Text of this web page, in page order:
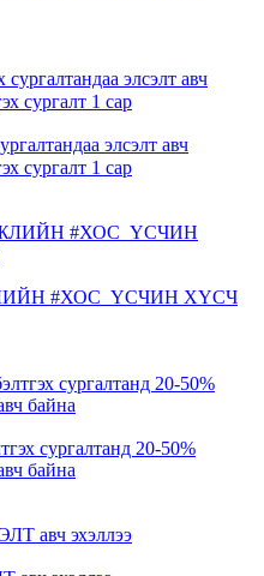
элсэлт авч
сургалт 1 сар
#ХОС_ҮСЧИН ХҮСЧ
сургалтанд 20-50%
байна